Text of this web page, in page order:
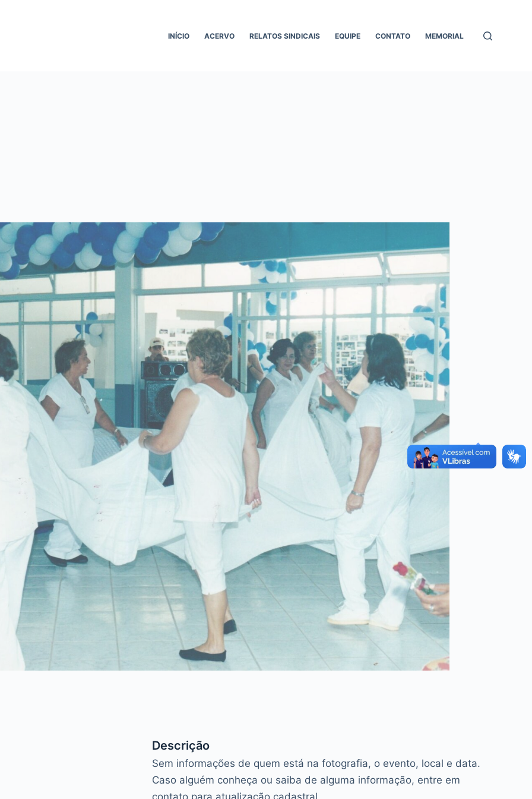
INÍCIO ACERVO RELATOS SINDICAIS EQUIPE CONTATO MEMORIAL
Descrição
Sem informações de quem está na fotografia, o evento, local e data.
Caso alguém conheça ou saiba de alguma informação, entre em